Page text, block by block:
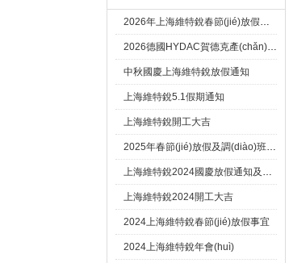
2026年上海維特銳春節(jié)放假通知及調(diào)班安排
2026德國HYDAC賀德克產(chǎn)品新到一批現(xiàn)貨
中秋國慶上海維特銳放假通知
上海維特銳5.1假期通知
上海維特銳開工大吉
2025年春節(jié)放假及調(diào)班事宜
上海維特銳2024國慶放假通知及調(diào)休安排
上海維特銳2024開工大吉
2024上海維特銳春節(jié)放假事宜
2024上海維特銳年會(huì)